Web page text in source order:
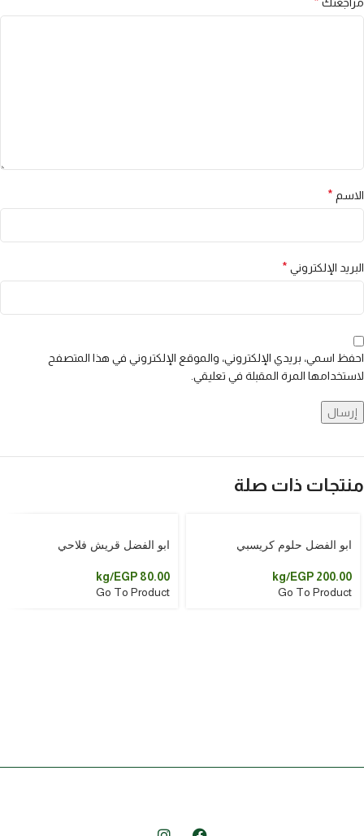
مراجعتك
الاسم *
البريد الإلكتروني *
احفظ اسمي، بريدي الإلكتروني، والموقع الإلكتروني في هذا المتصفح
لاستخدامها المرة المقبلة في تعليقي.
منتجات ذات صلة
ابو الفضل حلوم كريسبي
EGP 200.00
/kg
Go To Product
ابو الفضل قريش فلاحي
EGP 80.00
/kg
Go To Product